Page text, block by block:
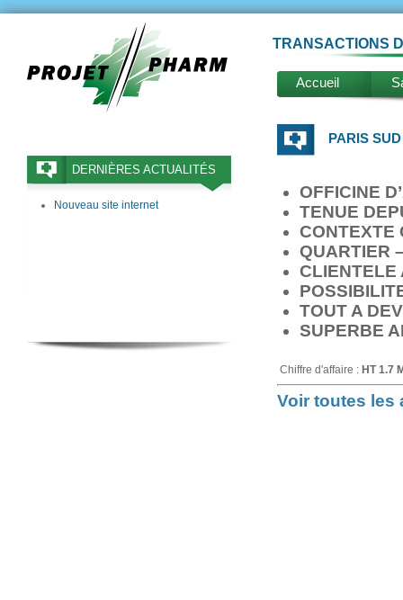
TRANSACTIONS
Accueil
DERNIÈRES ACTUALITÉS
Nouveau site internet
PARIS
OFFICINE
TENUE
CONTEXTE
QUARTIER
CLIENTELE
TOUT A
SUPERBE
Chiffre d'affaire : HT 1.7
Voir toutes les